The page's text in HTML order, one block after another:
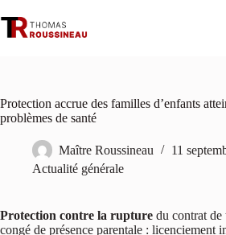
au
contenu
Protection accrue des familles d’enfants
problèmes de santé
Maître Roussineau
11
Actualité générale
Protection contre la rupture du contrat de
congé de présence parentale : licenciement